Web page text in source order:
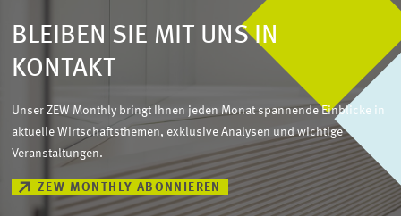
BLEIBEN SIE MIT UNS IN
KONTAKT
Unser ZEW Monthly bringt Ihnen jeden Monat spannende Einblicke in
aktuelle Wirtschaftsthemen, exklusive Analysen und wichtige
Veranstaltungen.
ZEW MONTHLY ABONNIEREN